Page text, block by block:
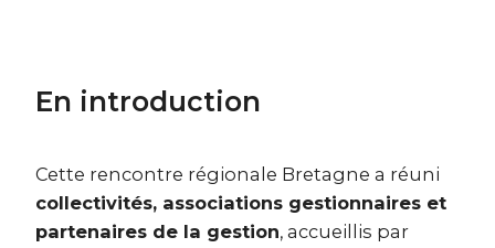
En introduction
Cette rencontre régionale Bretagne a réuni
collectivités, associations gestionnaires et
partenaires de la gestion, accueillis par